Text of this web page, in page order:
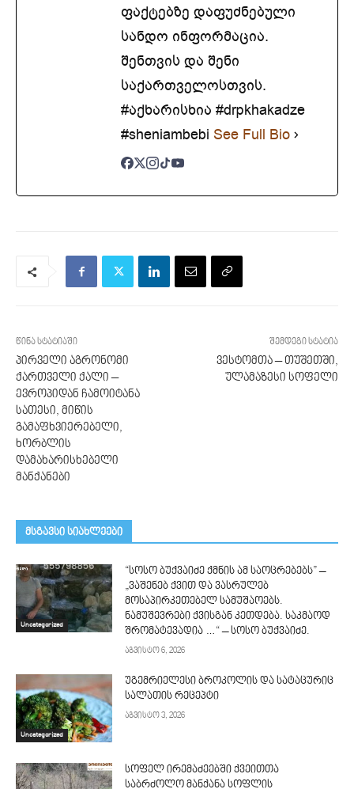
ფაქტებზე დაფუძნებული
სანდო ინფორმაცია.
შენთვის და შენი
საქართველოსთვის.
#აქხარისხია #drpkhakadze
#sheniambebi See Full Bio
წინა სტატიაში
პირველი აგრონომი
ქართველი ქალი –
ევროპიდან ჩამოიტანა
სათესი, მიწის
გამაფხვიერებელი,
ხორბლის
დამახარისხებელი
მანქანები
შემდეგი სტატია
ვესტომთა – თუშეთში,
ულამაზესი სოფელი
მსგავსი სიახლეები
Uncategorized
“სოსო ბუქვაიძე ქმნის ამ საოცრებებს” –
„ვაშენებ ქვით და ვასრულებ
მოსაპირკეთებელ სამუშაოებს.
ნამუშევრები ქვისგან კეთდება. საკმაოდ
შრომატევადია …“ – სოსო ბუქვაიძე.
აგვისტო 6, 2026
Uncategorized
უგემრიელესი ბროკოლის და სატაცურიც
სალათის რეცეპტი
აგვისტო 3, 2026
სოფელ ირემაძეებში ქვეითთა
საბრძოლო მანქანა სოფლის